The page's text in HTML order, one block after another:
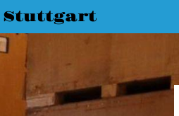
Stuttgart